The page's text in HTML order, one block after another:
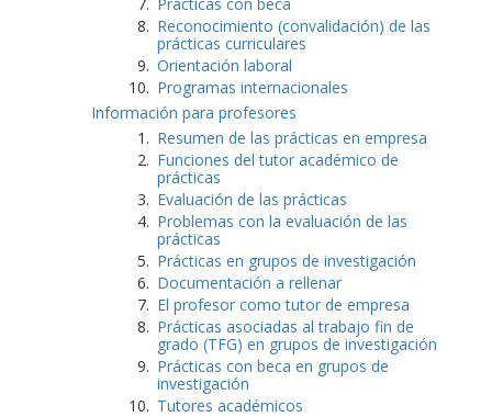
Reconocimiento (convalidación) de las
prácticas curriculares
Orientación laboral
Programas internacionales
Información para profesores
Resumen de las prácticas en empresa
Funciones del tutor académico de
prácticas
Evaluación de las prácticas
Problemas con la evaluación de las
prácticas
Prácticas en grupos de investigación
Documentación a rellenar
El profesor como tutor de empresa
Prácticas asociadas al trabajo fin de
grado (TFG) en grupos de investigación
Prácticas con beca en grupos de
investigación
Tutores académicos